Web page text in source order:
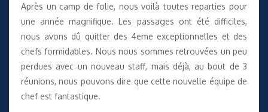
Après un camp de folie, nous voilà toutes reparties pour
une année magnifique. Les passages ont été difficiles,
nous avons dû quitter des 4eme exceptionnelles et des
chefs formidables. Nous nous sommes retrouvées un peu
perdues avec un nouveau staff, mais déjà, au bout de 3
réunions, nous pouvons dire que cette nouvelle équipe de
chef est fantastique.